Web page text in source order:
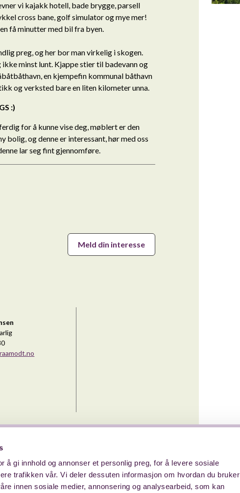
å gi innhold og annonser et personlig preg, for å levere sosiale
trafikken vår. Vi deler dessuten informasjon om hvordan du bruker
innen sosiale medier, annonsering og analysearbeid, som kan
vi kajakk hotell, bade brygge, parsell
cross bane, golf simulator og mye mer!
få minutter med bil fra byen.
preg, og her bor man virkelig i skogen.
minst lunt. Kjappe stier til badevann og
en kjempefin kommunal båthavn
og verksted bare en liten kilometer unna.
:)
for å kunne vise deg, møblert er den
bolig, og denne er interessant, hør med oss
lar seg fint gjennomføre.
Meld din interesse
Meld din interesse